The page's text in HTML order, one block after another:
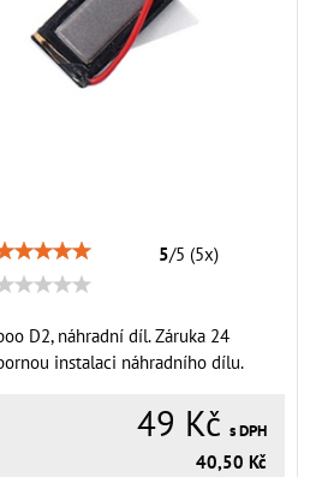
5/5 (5x)
D2, náhradní díl. Záruka 24
instalaci náhradního dílu.
49 Kč s DPH
40,50 Kč